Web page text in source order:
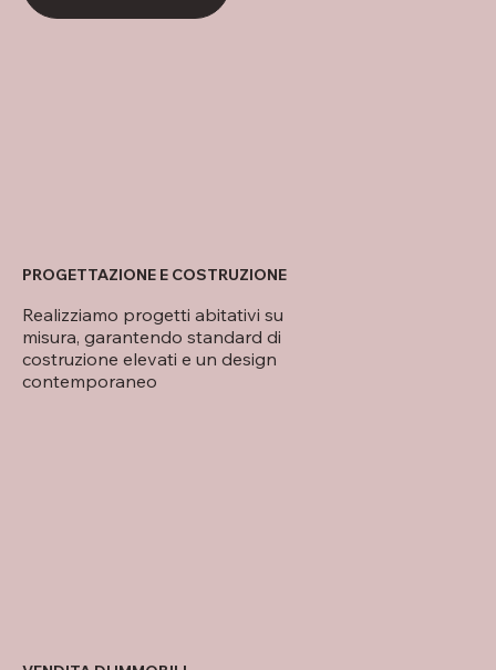
PROGETTAZIONE E COSTRUZIONE
Realizziamo progetti abitativi su
misura, garantendo standard di
costruzione elevati e un design
contemporaneo